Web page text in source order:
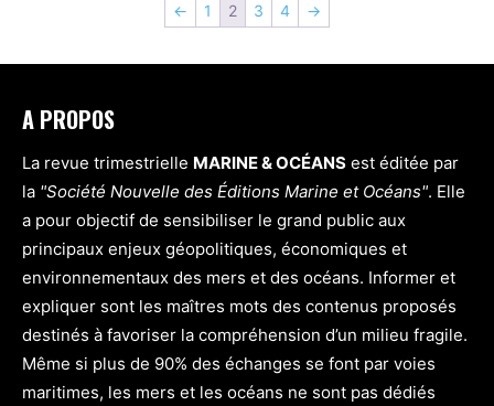
← 1 2 3 4 →
A PROPOS
La revue trimestrielle MARINE & OCÉANS est éditée par
la "Société Nouvelle des Éditions Marine et Océans". Elle
a pour objectif de sensibiliser le grand public aux
principaux enjeux géopolitiques, économiques et
environnementaux des mers et des océans. Informer et
expliquer sont les maîtres mots des contenus proposés
destinés à favoriser la compréhension d’un milieu fragile.
Même si plus de 90% des échanges se font par voies
maritimes, les mers et les océans ne sont pas dédiés